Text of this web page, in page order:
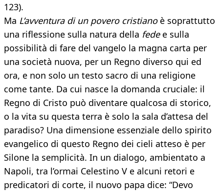
123).
Ma L’avventura di un povero cristianoè soprattutto
una riflessione sulla natura della fedee sulla
possibilità di fare del vangelo la magna carta per
una società nuova, per un Regno diverso qui ed
ora, e non solo un testo sacro di una religione
come tante. Da cui nasce la domanda cruciale: il
Regno di Cristo può diventare qualcosa di storico,
o la vita su questa terra è solo la sala d’attesa del
paradiso? Una dimensione essenziale dello spirito
evangelico di questo Regno dei cieli atteso è per
Silone la semplicità. In un dialogo, ambientato a
Napoli, tra l’ormai Celestino V e alcuni retori e
predicatori di corte, il nuovo papa dice: “Devo